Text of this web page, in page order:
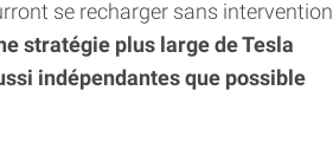
se recharger sans intervention
stratégie plus large de Tesla
indépendantes que possible